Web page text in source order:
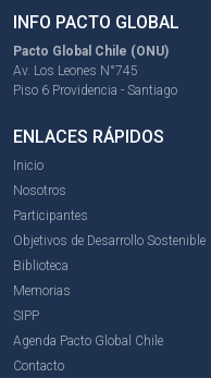
INFO PACTO GLOBAL
Pacto Global Chile (ONU)
Av. Los Leones N°745
Piso 6 Providencia - Santiago
ENLACES RÁPIDOS
Inicio
Nosotros
Participantes
Objetivos de Desarrollo Sostenible
Biblioteca
Memorias
SIPP
Agenda Pacto Global Chile
Contacto